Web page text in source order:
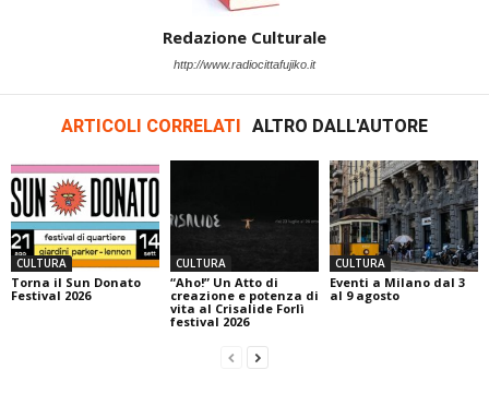
Redazione Culturale
http://www.radiocittafujiko.it
ARTICOLI CORRELATI ALTRO DALL'AUTORE
CULTURA
Torna il Sun Donato
Festival 2026
CULTURA
“Aho!” Un Atto di
creazione e potenza di
vita al Crisalide Forlì
festival 2026
CULTURA
Eventi a Milano dal 3
al 9 agosto